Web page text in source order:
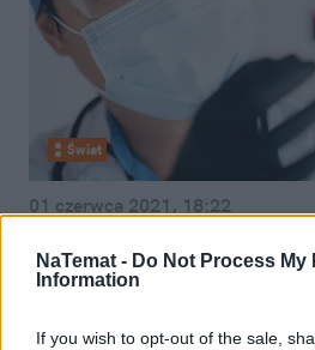
NaTemat - Do Not Process My
Information
If you wish to opt-out of the sale,
Świat
01 czerwca 2021, 18:22
Nowa decyzja WHO.
do użytku drugą